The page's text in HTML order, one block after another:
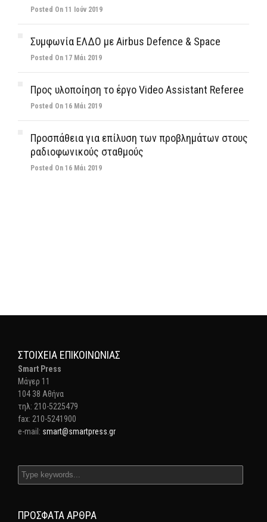
Posted On 11 Ιούν 2019
Συμφωνία ΕΛΔΟ με Airbus Defence & Space
Posted On 17 Μάι 2019
Προς υλοποίηση το έργο Video Assistant Referee
Posted On 16 Μάι 2019
Προσπάθεια για επίλυση των προβλημάτων στους
ραδιοφωνικούς σταθμούς
Posted On 16 Μάι 2019
ΣΤΟΙΧΕΊΑ ΕΠΙΚΟΙΝΩΝΊΑΣ
Smart Press
Mάγερ 11
104 38 Αθήνα
τηλ: 210-5225479
fax: 210-5241900
e-mail: smart@smartpress.gr
ΠΡΌΣΦΑΤΑ ΆΡΘΡΑ